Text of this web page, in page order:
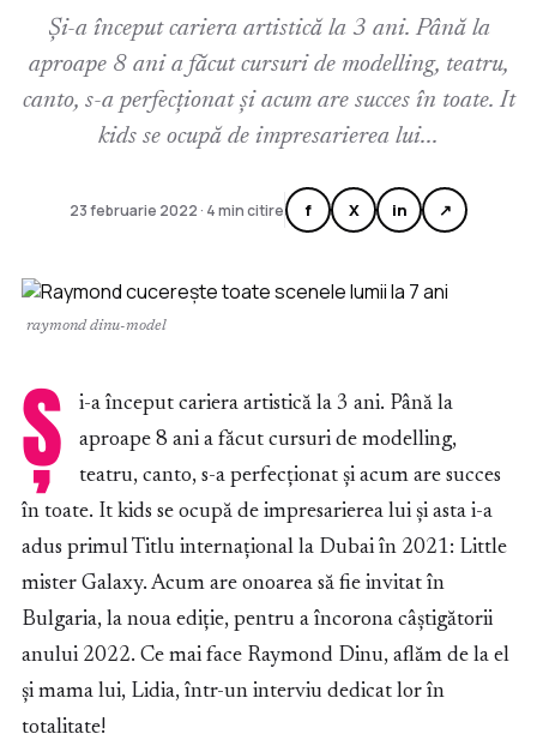
Și-a început cariera artistică la 3 ani. Până la
aproape 8 ani a făcut cursuri de modelling, teatru,
canto, s-a perfecționat și acum are succes în toate. It
kids se ocupă de impresarierea lui...
23 februarie 2022 · 4 min citire f X in ↗
raymond dinu-model
Ș
i-a început cariera artistică la 3 ani. Până la
aproape 8 ani a făcut cursuri de modelling,
teatru, canto, s-a perfecționat și acum are succes
în toate. It kids se ocupă de impresarierea lui și asta i-a
adus primul Titlu internațional la Dubai în 2021: Little
mister Galaxy. Acum are onoarea să fie invitat în
Bulgaria, la noua ediție, pentru a încorona câștigătorii
anului 2022. Ce mai face Raymond Dinu, aflăm de la el
și mama lui, Lidia, într-un interviu dedicat lor în
totalitate!